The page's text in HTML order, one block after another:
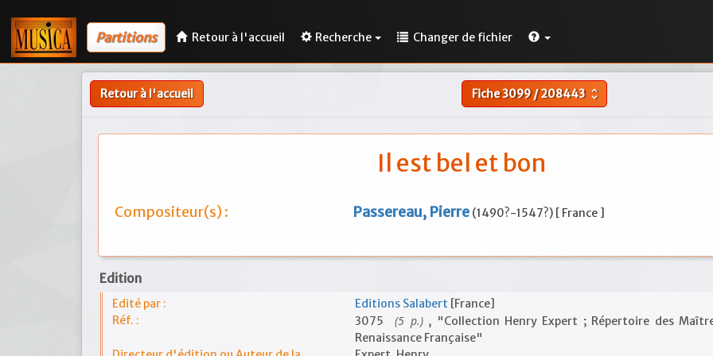
Partitions Retour à l'accueil Recherche Changer de fichier
Retour à l'accueil Fiche3099/208443 unfold_more
Il est bel et bon
Compositeur(s) : Passereau, Pierre (1490?-1547?) [ France ]
Edition
Edité par : Editions Salabert [France]
Réf. :
3075 (5 p.), "Collection Henry Expert ; Répertoire des
Renaissance Française"